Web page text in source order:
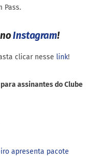
Pass.
noInstagram!
clicar nesse link!
assinantes do Clube
apresenta pacote